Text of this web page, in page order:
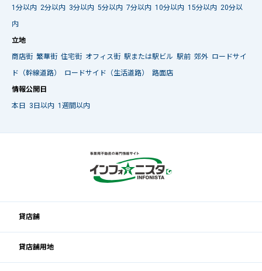
1分以内 2分以内 3分以内 5分以内 7分以内 10分以内 15分以内 20分以
内
立地
商店街 繁華街 住宅街 オフィス街 駅または駅ビル 駅前 郊外 ロードサイ
ド（幹線道路）
ロードサイド（生活道路）
路面店
情報公開日
本日 3日以内 1週間以内
貸店舗
貸店舗用地